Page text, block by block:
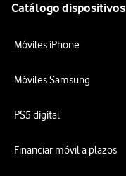
Catálogo dispositivos
Móviles iPhone
Móviles Samsung
PS5 digital
Financiar móvil a plazos